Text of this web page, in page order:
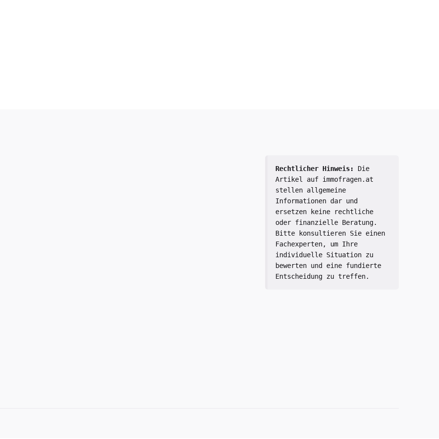
Rechtlicher Hinweis:
Die
Artikel auf immofragen.at
stellen allgemeine
Informationen dar und
ersetzen keine rechtliche
oder finanzielle Beratung.
Bitte konsultieren Sie einen
Fachexperten, um Ihre
individuelle Situation zu
bewerten und eine fundierte
Entscheidung zu treffen.